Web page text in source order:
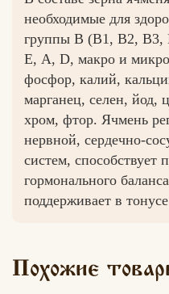
необходимые для
группы B (B1, B2,
Е, А, D, макро и
фосфор, калий,
марганец, селен, йод,
хром, фтор. Ячмень
нервной, сердечно-
систем, способствует
гормонального
поддерживает в
Похожие